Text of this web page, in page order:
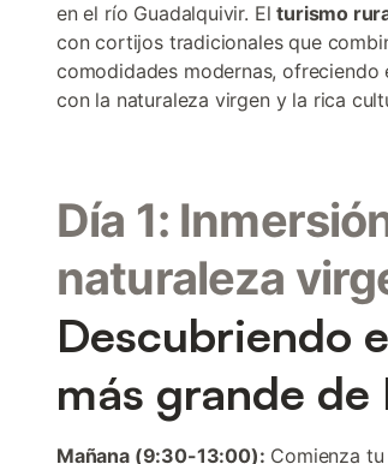
en el río Guadalquivir. Elturismo
con cortijos tradicionales que
comodidades modernas,
con la naturaleza virgen y la rica
Día 1:
naturaleza
Descubriendo
más grande de
Mañana (9:30-13:00): Comienza